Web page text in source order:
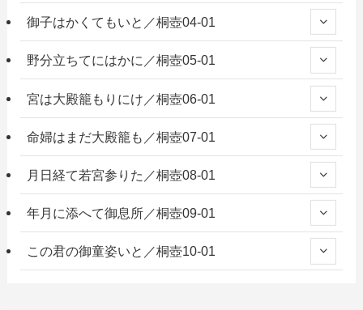
御子はかくてもいと／桐壺04-01
野分立ちてにはかに／桐壺05-01
宮は大殿籠もりにけ／桐壺06-01
命婦はまだ大殿籠も／桐壺07-01
月日経て若宮参りた／桐壺08-01
年月に添へて御息所／桐壺09-01
この君の御童姿いと／桐壺10-01